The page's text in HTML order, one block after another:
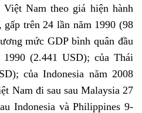
Nam theo giá hiện hành
trên 24 lần năm 1990 (98
mức GDP bình quân đầu
(2.441 USD); của Thái
của Indonesia năm 2008
Nam đi sau sau Malaysia 27
Indonesia và Philippines 9-